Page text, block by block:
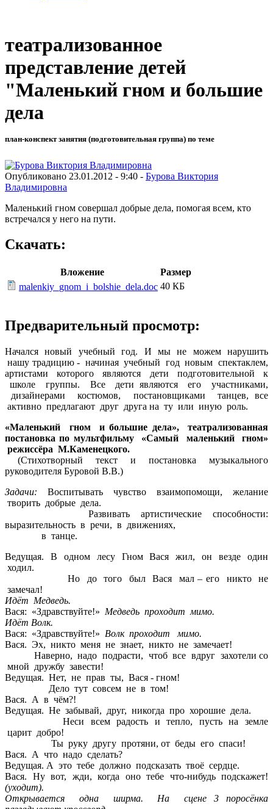
театрализованное
представление детей
"Маленький гном и большие
дела
план-конспект занятия (подготовительная группа) по теме
Опубликовано 23.01.2012 - 9:40 - Бурова Виктория
Владимировна
Маленький гном совершал добрые дела, помогая всем, кто
встречался у него на пути.
Скачать:
Вложение
Размер
malenkiy_gnom_i_bolshie_dela.doc 40 КБ
Предварительный просмотр:
Начался новый учебный год. И мы не можем нарушить
нашу традицию - начиная учебный год новым спектаклем,
артистами которого являются дети подготовительной к
школе группы. Все дети являются его участниками,
дизайнерами костюмов, постановщиками танцев, все
активно предлагают друг друга на ту или иную роль.
«Маленький гном и большие дела», театрализованная
постановка по мультфильму «Самый маленький гном»
режиссёра М.Каменецкого.
(Стихотворный текст и постановка музыкального
руководителя Буровой В.В.)
Задачи: Воспитывать чувство взаимопомощи, желание
творить добрые дела.
Развивать артистические способности:
выразительность в речи, в движениях,
в танце.
Ведущая. В одном лесу Гном Вася жил, он везде один
ходил.
Но до того был Вася мал – его никто не
замечал!
Идёт Медведь.
Вася: «Здравствуйте!» Медведь проходит мимо.
Идёт Волк.
Вася: «Здравствуйте!» Волк проходит мимо.
Вася. Эх, никто меня не знает, никто не замечает!
Наверно, надо подрасти, чтоб все вдруг захотели со
мной дружбу завести!
Ведущая. Нет, не прав ты, Вася - гном!
Дело тут совсем не в том!
Вася. А в чём?!
Ведущая. Не забывай, друг, никогда про хорошие дела.
Неси всем радость и тепло, пусть на земле
царит добро!
Ты руку другу протяни, от беды его спаси!
Вася. А что надо сделать?
Ведущая. А это тебе должно подсказать твоё сердце.
Вася. Ну вот, жди, когда оно тебе что-нибудь подскажет!
(уходит).
Открывается одна ширма. На сцене 3 поросёнка